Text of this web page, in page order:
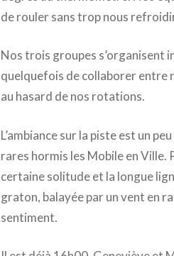
de rouler sans trop nous
Nos trois groupes s’organisent
quelquefois de collaborer entre
au hasard de nos rotations.
L’ambiance sur la piste est un
rares hormis les Mobile en Ville.
certaine solitude et la longue
graton, balayée par un vent en
sentiment.